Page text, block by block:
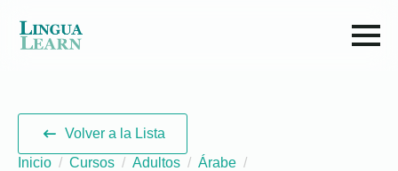
Volver a la Lista
Inicio
Cursos Adultos
Árabe